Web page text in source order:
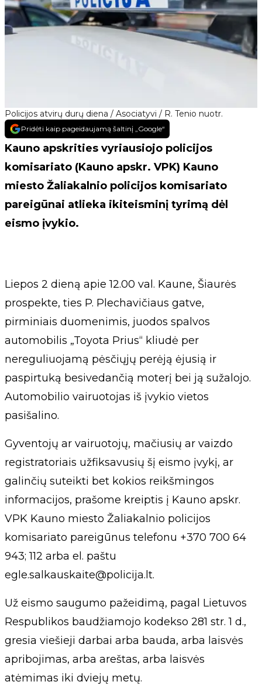
Policijos atvirų durų diena / Asociatyvi / R. Tenio nuotr.
Pridėti kaip pageidaujamą šaltinį „Google“
Kauno apskrities vyriausiojo policijos
komisariato (Kauno apskr. VPK) Kauno
miesto Žaliakalnio policijos komisariato
pareigūnai atlieka ikiteisminį tyrimą dėl
eismo įvykio.
Liepos 2 dieną apie 12.00 val. Kaune, Šiaurės
prospekte, ties P. Plechavičiaus gatve,
pirminiais duomenimis, juodos spalvos
automobilis „Toyota Prius“ kliudė per
nereguliuojamą pėsčiųjų perėją ėjusią ir
paspirtuką besivedančią moterį bei ją sužalojo.
Automobilio vairuotojas iš įvykio vietos
pasišalino.
Gyventojų ar vairuotojų, mačiusių ar vaizdo
registratoriais užfiksavusių šį eismo įvykį, ar
galinčių suteikti bet kokios reikšmingos
informacijos, prašome kreiptis į Kauno apskr.
VPK Kauno miesto Žaliakalnio policijos
komisariato pareigūnus telefonu +370 700 64
943; 112 arba el. paštu
egle.salkauskaite@policija.lt.
Už eismo saugumo pažeidimą, pagal Lietuvos
Respublikos baudžiamojo kodekso 281 str. 1 d.,
gresia viešieji darbai arba bauda, arba laisvės
apribojimas, arba areštas, arba laisvės
atėmimas iki dviejų metų.